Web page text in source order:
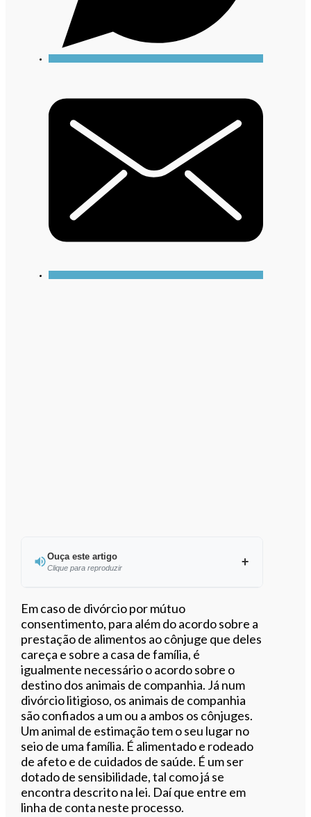
Ouça este artigo
Clique para reproduzir
Ouvir este artigo
Em caso de divórcio por mútuo
consentimento, para além do acordo sobre a
prestação de alimentos ao cônjuge que deles
careça e sobre a casa de família, é
igualmente necessário o acordo sobre o
destino dos animais de companhia. Já num
divórcio litigioso, os animais de companhia
são confiados a um ou a ambos os cônjuges.
Um animal de estimação tem o seu lugar no
seio de uma família. É alimentado e rodeado
de afeto e de cuidados de saúde. É um ser
dotado de sensibilidade, tal como já se
encontra descrito na lei. Daí que entre em
linha de conta neste processo.